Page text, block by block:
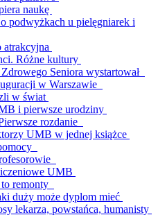
naukę
podwyżkach u pielęgniarek i
atrakcyjna
Różne kultury
Seniora wystartował
w Warszawie
w świat
i pierwsze urodziny
rozdanie
UMB w jednej książce
UMB
remonty
duży może dyplom mieć
lekarza, powstańca, humanisty